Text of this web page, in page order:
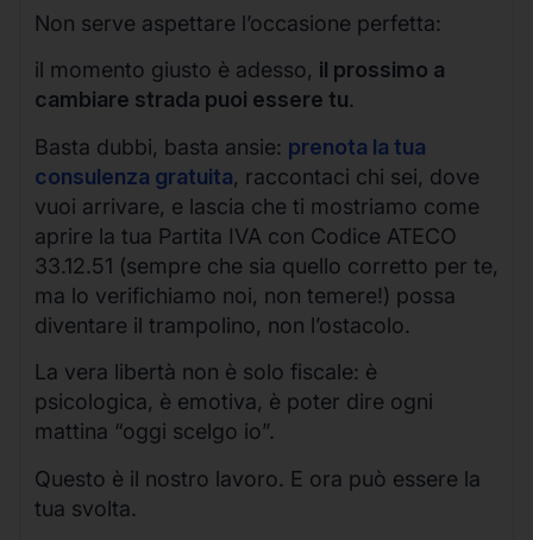
Non serve aspettare l’occasione perfetta:
il momento giusto è adesso, il prossimo a
cambiare strada puoi essere tu.
Basta dubbi, basta ansie: prenota la tua
consulenza gratuita, raccontaci chi sei, dove
vuoi arrivare, e lascia che ti mostriamo come
aprire la tua Partita IVA con Codice ATECO
33.12.51 (sempre che sia quello corretto per te,
ma lo verifichiamo noi, non temere!) possa
diventare il trampolino, non l’ostacolo.
La vera libertà non è solo fiscale: è
psicologica, è emotiva, è poter dire ogni
mattina “oggi scelgo io”.
Questo è il nostro lavoro. E ora può essere la
tua svolta.